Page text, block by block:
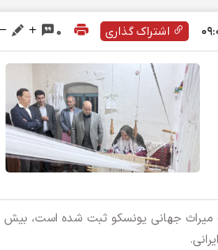
اشتراک گذاری 0
میراث جهانی یونسکو ثبت شده است، بیش